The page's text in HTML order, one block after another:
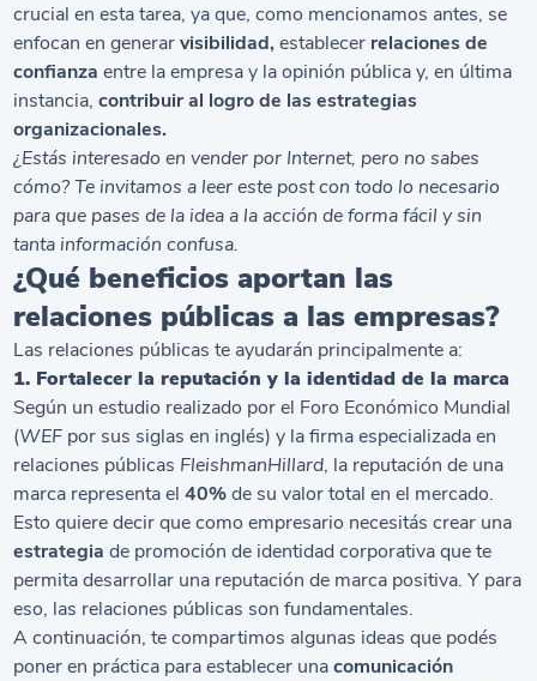
crucial en esta tarea, ya que, como mencionamos antes, se
enfocan en generarvisibilidad,establecer relaciones de
confianza entre la empresa y la opinión pública y, en última
instancia,contribuir al logro de las estrategias
organizacionales.
¿Estás interesado envender por Internet, pero no sabes
cómo? Te invitamos a leer este post con todo lo necesario
para que pases de la idea a la acción de forma fácil y sin
tanta información confusa.
¿Qué beneficios aportan las
relaciones públicas a las empresas?
Las relaciones públicas te ayudarán principalmente a:
1. Fortalecer la reputación y la identidad de la marca
Según un estudio realizado por el Foro Económico Mundial
(WEF por sus siglas en inglés) y la firma especializada en
relaciones públicas FleishmanHillard, la reputación de una
marca representa el40%de su valor total en el mercado.
Esto quiere decir que como empresario necesitás crear una
estrategia de promoción de identidad corporativa que te
permita desarrollar una reputación de marca positiva. Y para
eso, las relaciones públicas son fundamentales.
A continuación, te compartimos algunas ideas que podés
poner en práctica para establecer unacomunicación